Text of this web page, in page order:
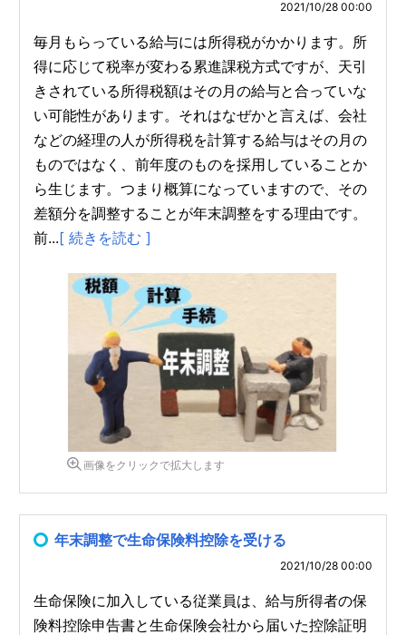
2021/10/28 00:00
毎月もらっている給与には所得税がかかります。所
得に応じて税率が変わる累進課税方式ですが、天引
きされている所得税額はその月の給与と合っていな
い可能性があります。それはなぜかと言えば、会社
などの経理の人が所得税を計算する給与はその月の
ものではなく、前年度のものを採用していることか
ら生じます。つまり概算になっていますので、その
差額分を調整することが年末調整をする理由です。
前...[ 続きを読む ]
画像をクリックで拡大します
年末調整で生命保険料控除を受ける
2021/10/28 00:00
生命保険に加入している従業員は、給与所得者の保
険料控除申告書と生命保険会社から届いた控除証明